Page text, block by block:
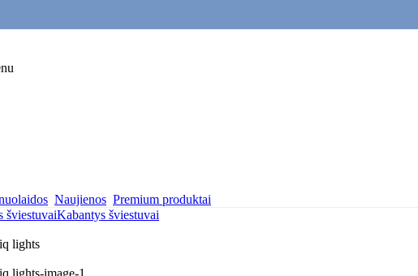
Naujienos Premium produktai
šviestuvaiKabantys šviestuvai